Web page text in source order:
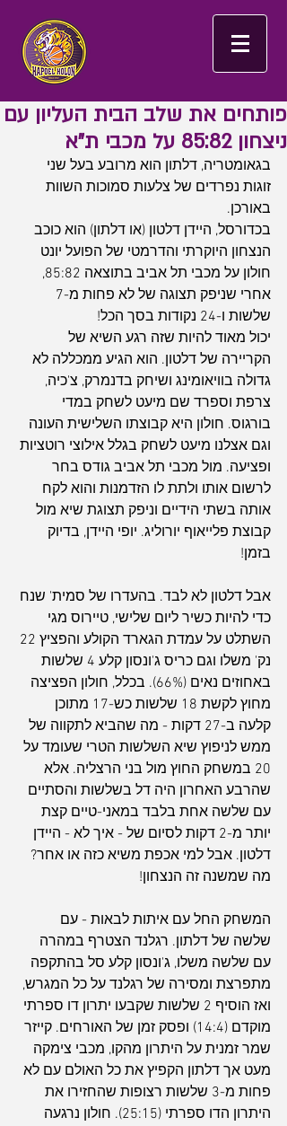
פותחים את שלב הבית העליון עם
ניצחון 85:82 על מכבי ת"א
בגאומטריה, דלתון הוא מרובע בעל שני
זוגות נפרדים של צלעות סמוכות השוות
באורכן.
בכדורסל, היידן דלטון (או דלתון) הוא כוכב
הנצחון היוקרתי והדרמטי של הפועל יונט
חולון על מכבי תל אביב בתוצאה 85:82,
שלשות ו-24 נקודות בסך הכל!
יכול מאוד להיות שזה רגע השיא של
הקריירה של דלטון. הוא הגיע ממכללה לא
גדולה בוויאומינג ושיחק בדנמרק, צ'כיה,
צרפת וספרד שם מיעט לשחק במדי
בורגוס. חולון היא קבוצתו השלישית העונה
וגם אצלנו מיעט לשחק בגלל אילוצי רוטציות
ופציעה. מול מכבי תל אביב גודס בחר
לרשום אותו ולתת לו הזדמנות והוא לקח
אותה בשתי הידיים וניפק תצוגת שיא מול
קבוצת פלייאוף יורוליג. יופי היידן, בדיוק
בזמן!
אבל דלטון לא לבד. בהעדרו של סמית' שנח
כדי להיות כשיר ליום שלישי, טיירוס מגי
נק' משלו וגם כריס ג'ונסון קלע 4 שלשות
באחוזים נאים (66%). בכלל, חולון הפציצה
מחוץ לקשת 18 שלשות כש-17 מתוכן
קלעה ב-27 דקות - מה שהביא לתקווה של
ממש לניפוץ שיא השלשות הטרי שעומד על
20 במשחק החוץ מול בני הרצליה. אלא
שהרבע האחרון היה דל בשלשות והסתיים
עם שלשה אחת בלבד במאני-טיים קצת
יותר מ-2 דקות לסיום של - איך לא - היידן
דלטון. אבל למי אכפת משיא כזה או אחר?
מה שמשנה זה הנצחון!
המשחק החל עם איתות לבאות - עם
שלשה של דלתון. רגלנד הצטרף במהרה
עם שלשה משלו, ג'ונסון קלע סל בהתקפה
מתפרצת ומסירה של רגלנד על כל המגרש,
ואז הוסיף 2 שלשות שקבעו יתרון דו ספרתי
מוקדם (14:4) ופסק זמן של האורחים. קייזר
שמר זמנית על היתרון מהקו, מכבי צימקה
מעט אך דלתון הקפיץ את כל האולם עם לא
פחות מ-3 שלשות רצופות שהחזירו את
היתרון הדו ספרתי (25:15). חולון נרגעה